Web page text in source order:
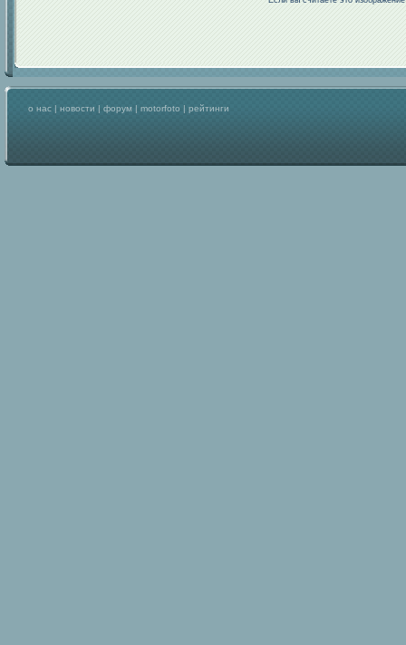
о нас | новости | форум | motorfoto | рейтинги